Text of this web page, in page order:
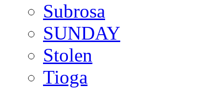
Subrosa
SUNDAY
Stolen
Tioga